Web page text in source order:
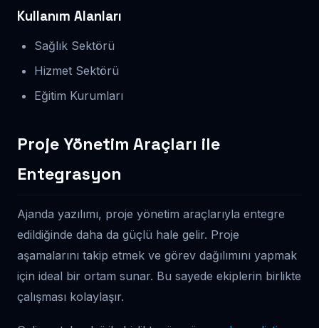
Kullanım Alanları
Sağlık Sektörü
Hizmet Sektörü
Eğitim Kurumları
Proje Yönetim Araçları ile
Entegrasyon
Ajanda yazılımı, proje yönetim araçlarıyla entegre
edildiğinde daha da güçlü hale gelir. Proje
aşamalarını takip etmek ve görev dağılımını yapmak
için ideal bir ortam sunar. Bu sayede ekiplerin birlikte
çalışması kolaylaşır.